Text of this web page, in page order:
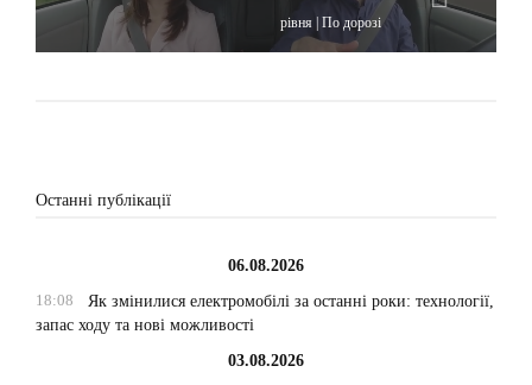
рівня | По дорозі
Останні публікації
06.08.2026
18:08
Як змінилися електромобілі за останні роки: технології,
запас ходу та нові можливості
03.08.2026